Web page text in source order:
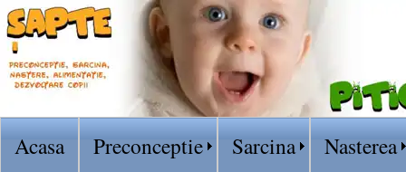
Acasa Preconceptie Sarcina Nasterea